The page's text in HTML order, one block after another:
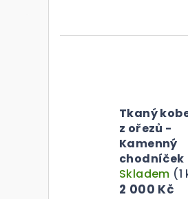
Tkaný
z ořezů -
Kamenný
chodníček
Skladem (1
2 000 Kč